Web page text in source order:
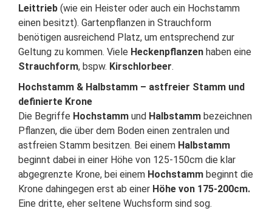
Leittrieb (wie ein Heister oder auch ein Hochstamm
einen besitzt). Gartenpflanzen in Strauchform
benötigen ausreichend Platz, um entsprechend zur
Geltung zu kommen. Viele Heckenpflanzen haben eine
Strauchform, bspw. Kirschlorbeer.
Hochstamm & Halbstamm – astfreier Stamm und
definierte Krone
Die Begriffe Hochstamm und Halbstamm bezeichnen
Pflanzen, die über dem Boden einen zentralen und
astfreien Stamm besitzen. Bei einem Halbstamm
beginnt dabei in einer Höhe von 125-150cm die klar
abgegrenzte Krone, bei einem Hochstamm beginnt die
Krone dahingegen erst ab einer Höhe von 175-200cm.
Eine dritte, eher seltene Wuchsform sind sog.